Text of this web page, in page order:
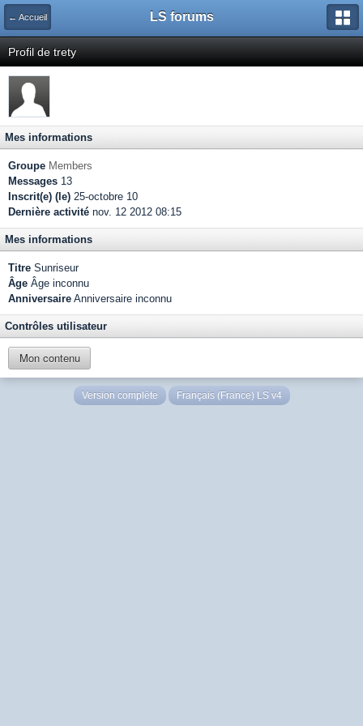
← Accueil LS forums
Profil de trety
Mes informations
Groupe Members
Messages 13
Inscrit(e) (le) 25-octobre 10
Dernière activité nov. 12 2012 08:15
Mes informations
Titre Sunriseur
Âge Âge inconnu
Anniversaire Anniversaire inconnu
Contrôles utilisateur
Mon contenu
Version complète Français (France) LS v4